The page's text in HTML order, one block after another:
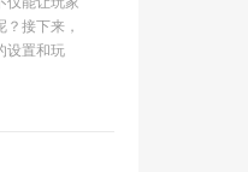
接下来，
设置和玩